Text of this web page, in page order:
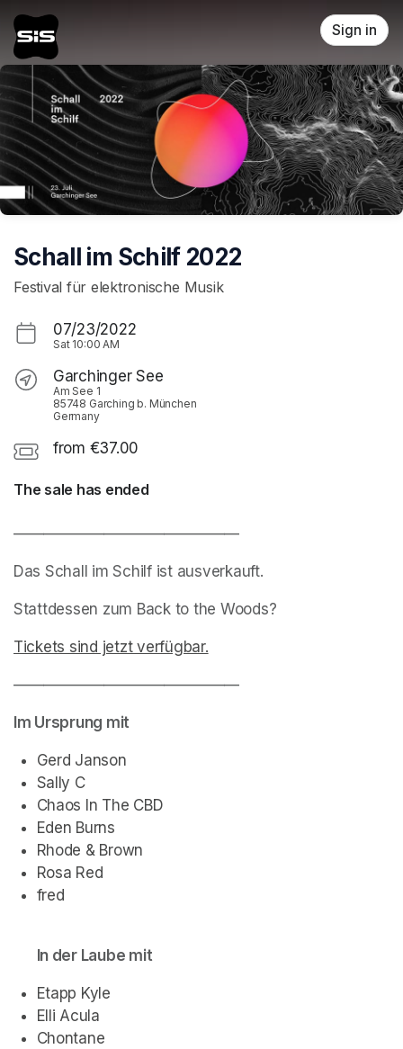
Skip header
Sign in
Schall im Schilf 2022
Festival für elektronische Musik
07/23/2022
Sat 10:00 AM
Garchinger See
Am See 1
85748 Garching b. München
Germany
from €37.00
The sale has ended
———————————————
Das Schall im Schilf ist ausverkauft.
Stattdessen zum Back to the Woods?
Tickets sind jetzt verfügbar.
———————————————
Im Ursprung mit
Gerd Janson
Sally C
Chaos In The CBD
Eden Burns
Rhode & Brown
Rosa Red
fred
In der Laube mit
Etapp Kyle
Elli Acula
Chontane